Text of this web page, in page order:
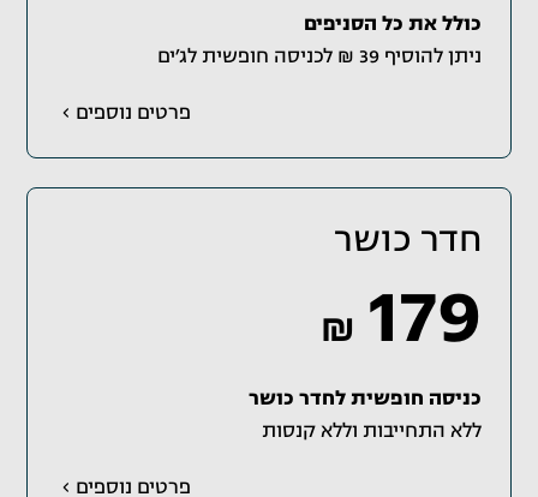
כולל את כל הסניפים
ניתן להוסיף 39 ₪ לכניסה חופשית לג׳ים
פרטים נוספים
חדר כושר
₪ 179
כניסה חופשית לחדר כושר
ללא התחייבות וללא קנסות
פרטים נוספים